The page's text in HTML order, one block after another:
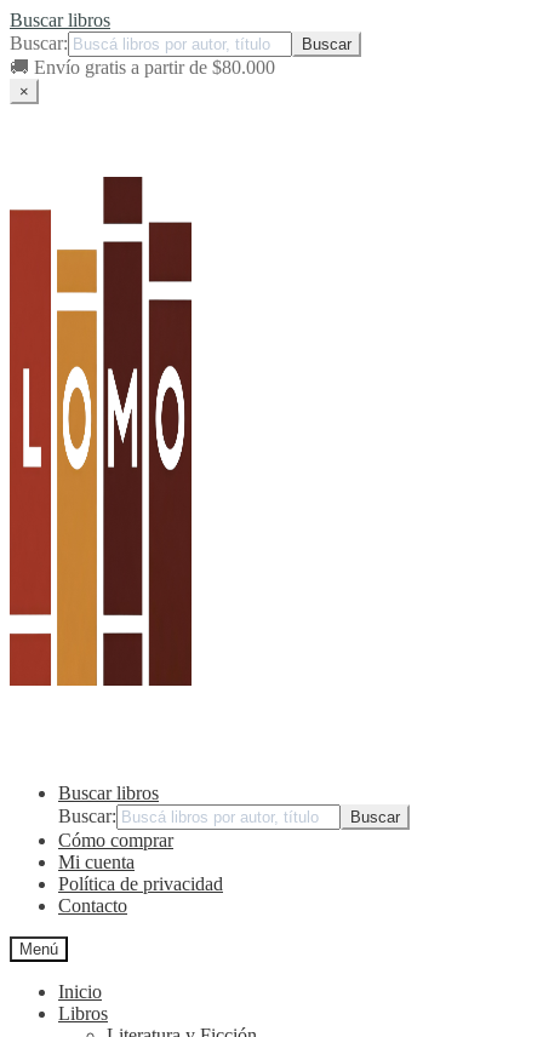
Buscar libros
Buscar:
🚚 Envío gratis a partir de $80.000
×
Buscar libros
Buscar:
Cómo comprar
Mi cuenta
Política de privacidad
Contacto
Menú
Inicio
Libros